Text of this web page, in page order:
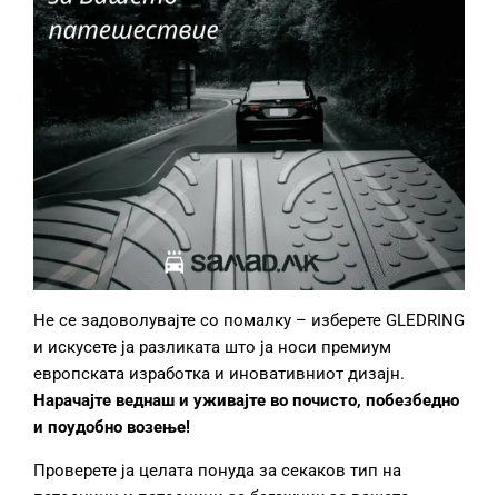
Не се задоволувајте со помалку – изберете GLEDRING
и искусете ја разликата што ја носи премиум
европската изработка и иновативниот дизајн.
Нарачајте веднаш и уживајте во почисто, побезбедно
и поудобно возење!
Проверете ја целата понуда за секаков тип на